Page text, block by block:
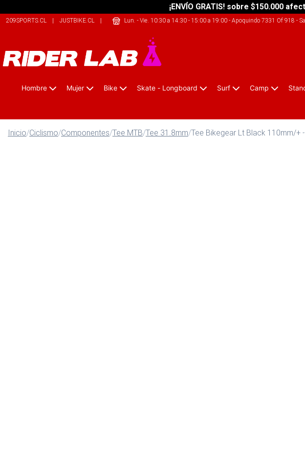
¡ENVÍO GRATIS! sobre $150.000
209SPORTS.CL | JUSTBIKE.CL | SAFELIFE.CL
Lun. - Vie. 10:30 a 14:30 - 15:00 a 19:00- Apoquindo 7331 Of 918 -
Hombre Mujer Bike Skate - Longboard Surf Camp
Inicio/Ciclismo/Componentes/Tee MTB/Tee 31.8mm/Tee Bikegear Lt Black 110mm/+